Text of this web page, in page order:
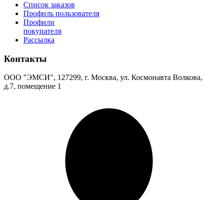
Список заказов
Профиль пользователя
Профили
покупателя
Рассылка
Контакты
ООО "ЭМСИ", 127299, г. Москва, ул. Космонавта Волкова,
д.7, помещение 1